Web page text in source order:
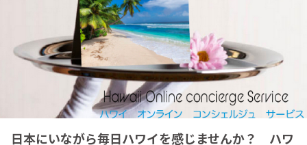
日本にいながら毎日ハワイを感じませんか？ ハワ